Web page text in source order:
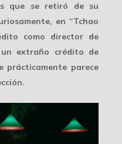
que se retiró de su
en “Tchao
como director de
extraño crédito de
prácticamente parece